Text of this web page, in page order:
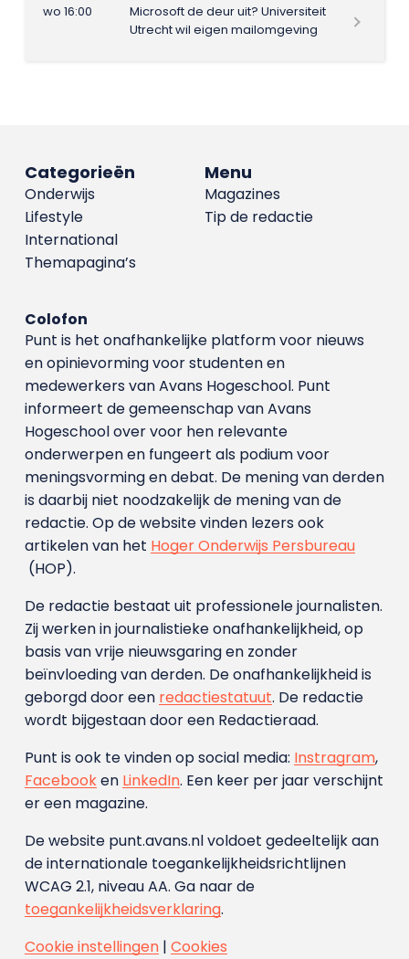
wo 16:00
Microsoft de deur uit? Universiteit
Utrecht wil eigen mailomgeving
Menu
Magazines
Tip de redactie
Categorieën
Onderwijs
Lifestyle
International
Themapagina’s
Colofon
Punt is het onafhankelijke platform voor nieuws
en opinievorming voor studenten en
medewerkers van Avans Hoge­school. Punt
informeert de gemeenschap van Avans
Hogeschool over voor hen relevante
onderwerpen en fungeert als podium voor
meningsvorming en debat. De mening van derden
is daarbij niet noodzakelijk de mening van de
redactie. Op de website vinden lezers ook
artikelen van het Hoger Onderwijs Persbureau
(HOP).
De redactie bestaat uit professionele journalisten.
Zij werken in journalistieke onafhankelijkheid, op
basis van vrije nieuwsgaring en zonder
beïnvloeding van derden. De onafhankelijkheid is
geborgd door een redactiestatuut. De redactie
wordt bijgestaan door een Redactieraad.
Punt is ook te vinden op social media: Instragram,
Facebooken LinkedIn. Een keer per jaar verschijnt
er een magazine.
De website punt.avans.nl voldoet gedeeltelijk aan
de internationale toegankelijkheidsrichtlijnen
WCAG 2.1, niveau AA. Ga naar de
toegankelijkheidsverklaring.
Cookie instellingen| Cookies